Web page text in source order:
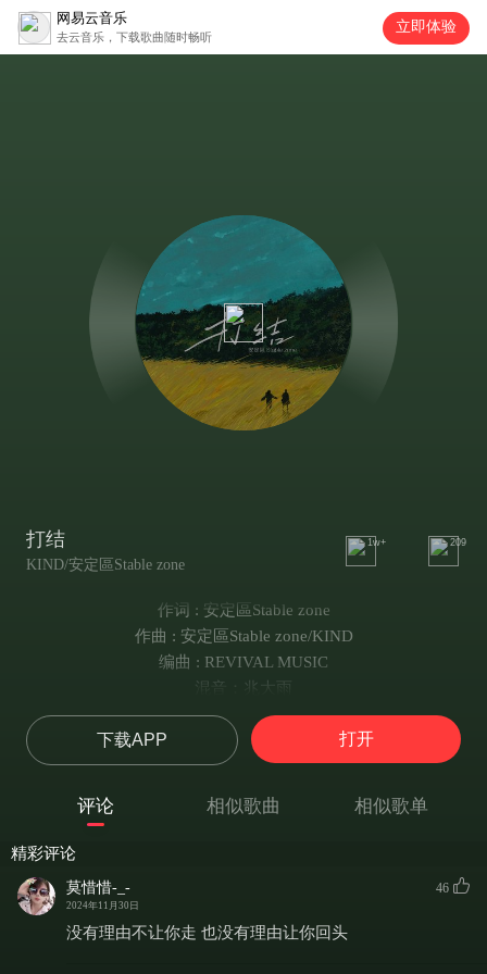
网易云音乐
去云音乐，下载歌曲随时畅听
立即体验
打结
KIND/安定區Stable zone
1w+ 209
作词 : 安定區Stable zone
作曲 : 安定區Stable zone/KIND
编曲 : REVIVAL MUSIC
混音：兆大雨
还会不会在意
关于我的讯息
离开了就剩新的距离
将你写进过去
也许这就是我晚睡的原因
下载APP 打开
评论 相似歌曲 相似歌单
精彩评论
莫惜惜-_-
2024年11月30日
46
没有理由不让你走 也没有理由让你回头